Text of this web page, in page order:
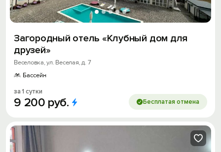
Загородный отель «Клубный дом для
друзей»
Веселовка, ул. Веселая, д. 7
Бассейн
за 1 сутки
9 200 руб. Бесплатая отмена